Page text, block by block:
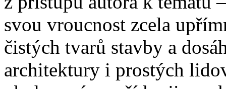
svou vroucnost zcela
čistých tvarů stavby a
architektury i prostých